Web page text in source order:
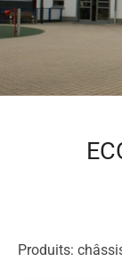
Produits: